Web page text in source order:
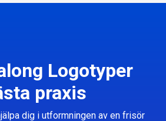
Logotyper
praxis
dig i utformningen av en frisör